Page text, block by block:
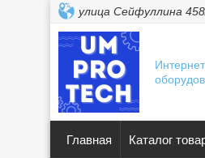
улица Сейфуллина
Главная Каталог